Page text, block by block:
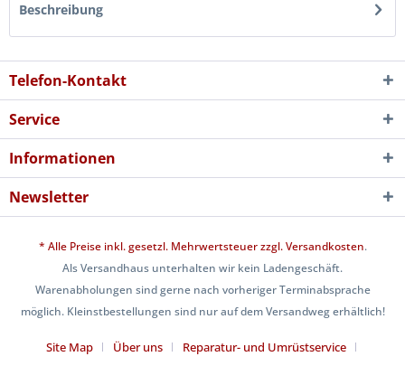
Beschreibung
Telefon-Kontakt
Service
Informationen
Newsletter
* Alle Preise inkl. gesetzl. Mehrwertsteuer zzgl.Versandkosten.
Als Versandhaus unterhalten wir kein Ladengeschäft.
Warenabholungen sind gerne nach vorheriger Terminabsprache
möglich. Kleinstbestellungen sind nur auf dem Versandweg erhältlich!
Site Map Über uns Reparatur- und Umrüstservice